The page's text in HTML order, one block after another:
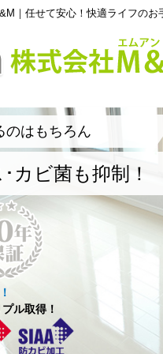
｜任せて安心！快適ライフのお
のはもちろん
カビ菌も抑制！
ル取得！